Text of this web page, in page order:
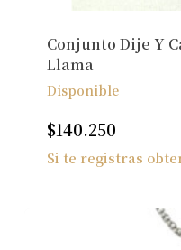
Conjunto Dije Y
Llama
Disponible
$140.250
Si te registras